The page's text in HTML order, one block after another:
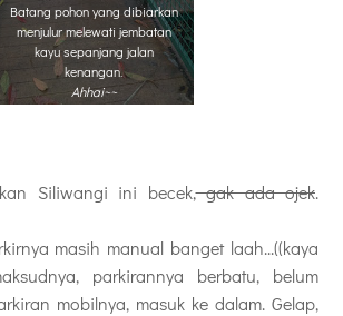
Batang pohon yang dibiarkan
menjulur melewati jembatan
kayu sepanjang jalan
kenangan.
Ahhai~~
Siliwangi ini becek,gak ada ojek.
masih manual banget laah...((kaya
parkirannya berbatu, belum
mobilnya, masuk ke dalam. Gelap,